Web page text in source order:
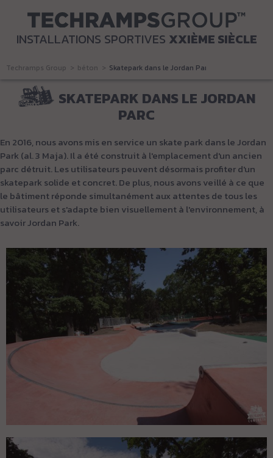
INSTALLATIONS SPORTIVES XXIÈME SIÈCLE
Techramps Group béton Skatepark dans le Jordan Parc
SKATEPARK DANS LE JORDAN
PARC
En 2016, nous avons mis en service un skate park dans le Jordan
Park (al. 3 Maja).Il a été construit à l'emplacement d'un ancien
parc détruit.Les utilisateurs peuvent désormais profiter d'un
skatepark solide et concret.De plus, nous avons veillé à ce que
le bâtiment réponde simultanément aux attentes de tous les
utilisateurs et s'adapte bien visuellement à l'environnement, à
savoir Jordan Park.